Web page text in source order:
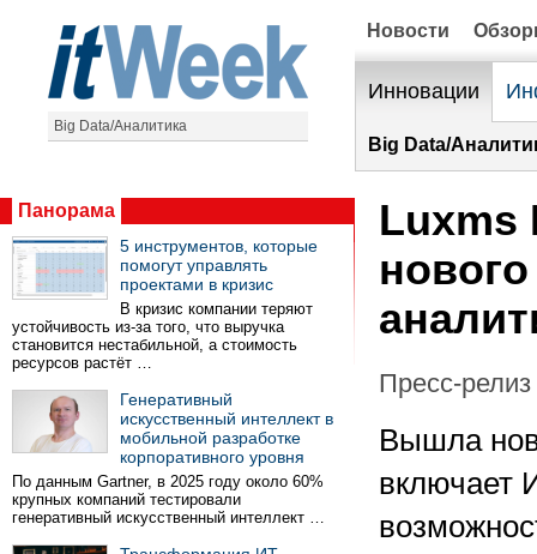
Big Data/Аналитика
Новости
Инновации
Big Data/
Панорама
5 инструментов, которые
помогут управлять
проектами в кризис
В кризис компании теряют
устойчивость из-за того, что выручка
становится нестабильной, а стоимость
ресурсов растёт …
Генеративный
искусственный интеллект в
мобильной разработке
корпоративного уровня
По данным Gartner, в 2025 году около 60%
крупных компаний тестировали
генеративный искусственный интеллект …
Luxms
Пресс-
Вышла
включает